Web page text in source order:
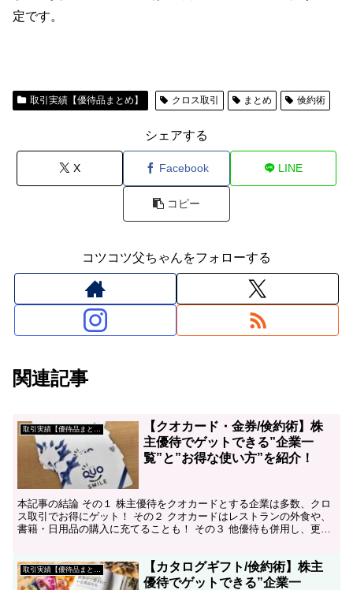
定です。
取引実績【優待品まとめ】 クロス取引 まとめ 倹約術
シェアする
X Facebook LINE
コピー
コツコツ父ちゃんをフォローする
関連記事
【クオカード・金券/倹約術】株
主優待でゲットできる”企業一
覧”と”お得な使い方”を紹介！
本記事の結論 その１ 株主優待をクオカードとする企業は多数、クロ
ス取引でお得にゲット！ その２ クオカードはレストランの外食や、
書籍・日用品の購入に充てることも！ その３ 他優待も併用し、更に
【カタログギフト/倹約術】株主
優待でゲットできる”企業一